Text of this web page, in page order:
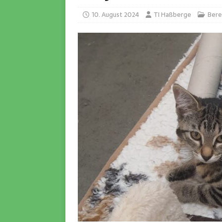
10. August 2024 TI Haßberge